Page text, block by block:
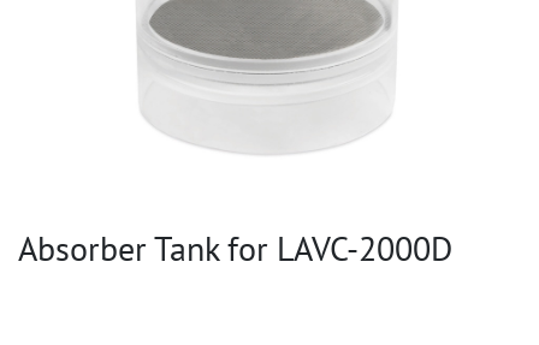
Absorber Tank for LAVC-2000D